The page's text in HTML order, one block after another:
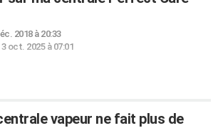
2018 à 20:33
3 oct. 2025 à 07:01
vapeur ne fait plus de